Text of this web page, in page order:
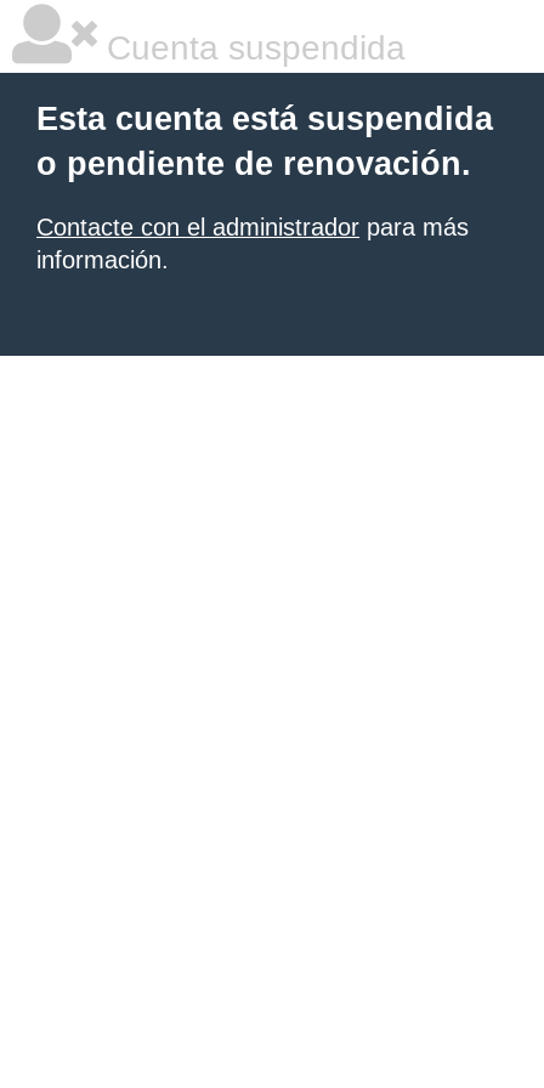
Cuenta suspendida
Esta cuenta está suspendida
o pendiente de renovación.
Contacte con el administrador para más
información.